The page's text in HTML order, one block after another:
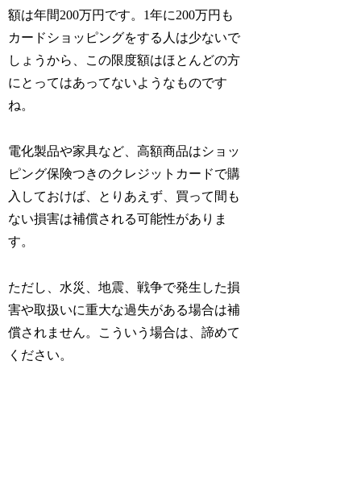
額は年間200万円です。1年に200万円も
カードショッピングをする人は少ないで
しょうから、この限度額はほとんどの方
にとってはあってないようなものです
ね。
電化製品や家具など、高額商品はショッ
ピング保険つきのクレジットカードで購
入しておけば、とりあえず、買って間も
ない損害は補償される可能性がありま
す。
ただし、水災、地震、戦争で発生した損
害や取扱いに重大な過失がある場合は補
償されません。こういう場合は、諦めて
ください。